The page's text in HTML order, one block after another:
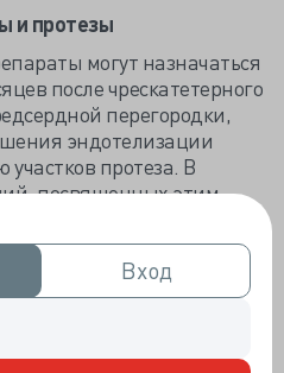
Вход
Вход
и протезы
могут назначаться
после чрескатетерного
перегородки,
эндотелизации
протеза. В
посвященных этим
аспирин, дополняемый
после операции
стента лёгочной
о случаях